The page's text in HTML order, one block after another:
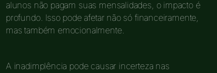
alunos não pagam suas mensalidades, o impacto é
profundo. Isso pode afetar não só financeiramente,
mas também emocionalmente.
A inadimplência pode causar incerteza nas